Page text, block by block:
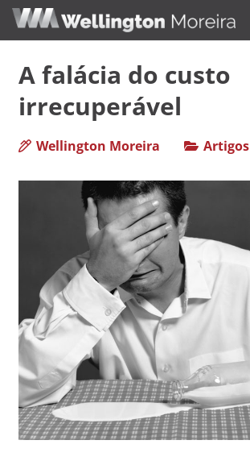
A falácia do custo
irrecuperável
Wellington Moreira Artigos